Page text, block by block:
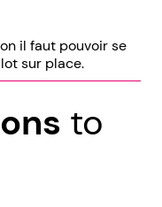
il faut pouvoir se
sur place.
to